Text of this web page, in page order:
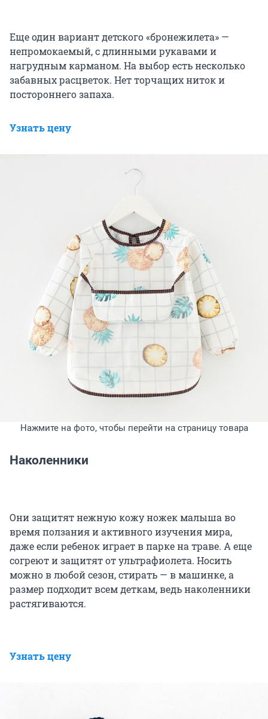
Еще один вариант детского «бронежилета» —
непромокаемый, с длинными рукавами и
нагрудным карманом. На выбор есть несколько
забавных расцветок. Нет торчащих ниток и
постороннего запаха.
Узнать цену
Нажмите на фото, чтобы перейти на страницу товара
Наколенники
Они защитят нежную кожу ножек малыша во
время ползания и активного изучения мира,
даже если ребенок играет в парке на траве. А еще
согреют и защитят от ультрафиолета. Носить
можно в любой сезон, стирать — в машинке, а
размер подходит всем деткам, ведь наколенники
растягиваются.
Узнать цену